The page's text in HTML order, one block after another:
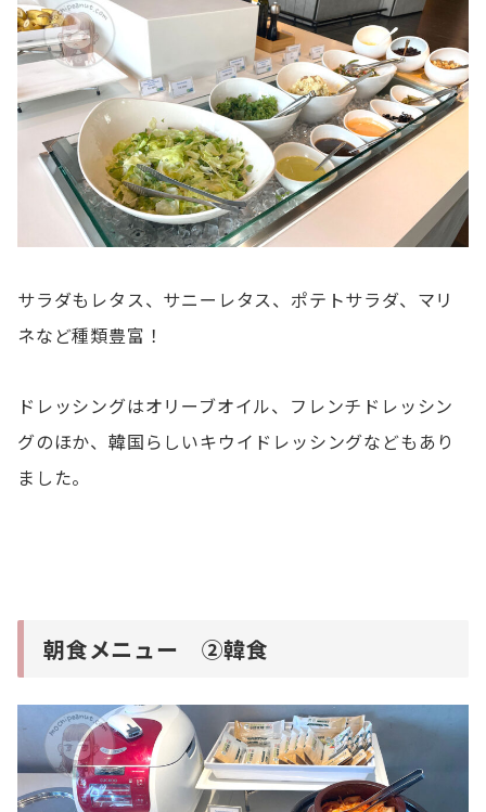
サラダもレタス、サニーレタス、ポテトサラダ、マリ
ネなど種類豊富！
ドレッシングはオリーブオイル、フレンチドレッシン
グのほか、韓国らしいキウイドレッシングなどもあり
ました。
朝食メニュー ②韓食